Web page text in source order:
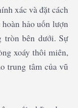
xác và đặt cách
hảo uốn lượn
tròn bên dưới. Sự
xoáy thôi miên,
trung tâm của vũ